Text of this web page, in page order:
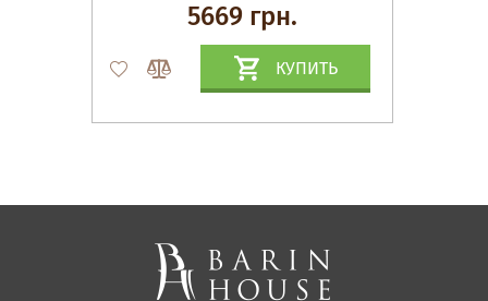
5669 грн.
КУПИТЬ
Спальни, Кровати
Корпусная мебель
Офисная мебель